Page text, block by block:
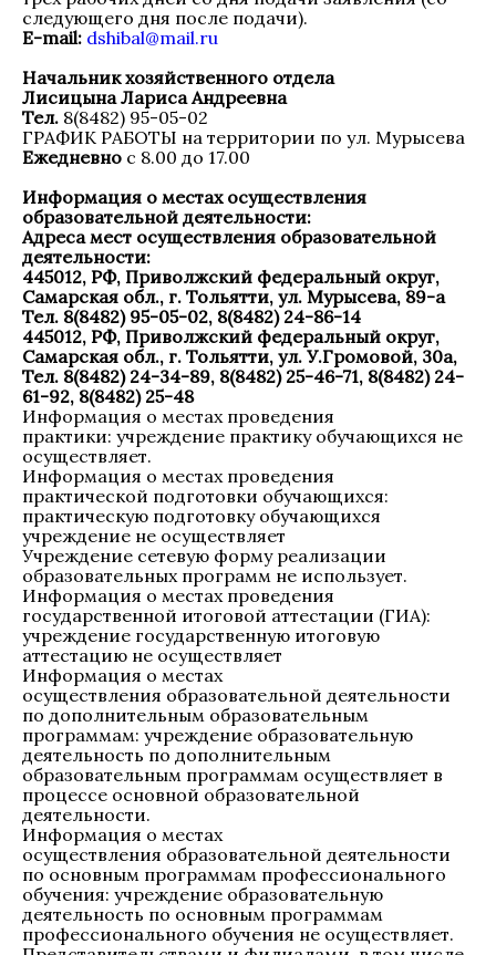
следующего дня после подачи).
E-mail: dshibal@mail.ru
Начальник хозяйственного отдела
Лисицына Лариса Андреевна
Тел. 8(8482) 95-05-02
ГРАФИК РАБОТЫ на территории по ул. Мурысева
Ежедневно с 8.00 до 17.00
Информация о местах осуществления
образовательной деятельности:
Адреса мест осуществления образовательной
деятельности:
445012, РФ, Приволжский федеральный округ,
Самарская обл., г. Тольятти, ул. Мурысева, 89-а
Тел. 8(8482) 95-05-02, 8(8482) 24-86-14
445012, РФ, Приволжский федеральный округ,
Самарская обл., г. Тольятти, ул. У.Громовой, 30а,
Тел. 8(8482) 24-34-89, 8(8482) 25-46-71, 8(8482) 24-
61-92, 8(8482) 25-48
Информация о местах проведения
практики: учреждение практику обучающихся не
осуществляет.
Информация о местах проведения
практической подготовки обучающихся:
практическую подготовку обучающихся
учреждение не осуществляет
Учреждение сетевую форму реализации
образовательных программ не использует.
Информация о местах проведения
государственной итоговой аттестации (ГИА):
учреждение государственную итоговую
аттестацию не осуществляет
Информация о местах
осуществления образовательной деятельности
по дополнительным образовательным
программам: учреждение образовательную
деятельность по дополнительным
образовательным программам осуществляет в
процессе основной образовательной
деятельности.
Информация о местах
осуществления образовательной деятельности
по основным программам профессионального
обучения​: учреждение образовательную
деятельность по основным программам
профессионального обучения не осуществляет.